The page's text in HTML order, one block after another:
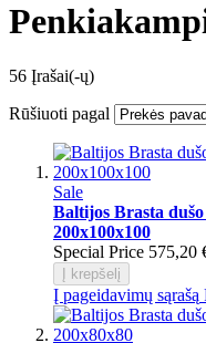
56 Įrašai(-ų)
Rūšiuoti pagal
Sale
Baltijos Brasta
200x100x100
Special Price 575,20
Į krepšelį
Į pageidavimų sąrašą